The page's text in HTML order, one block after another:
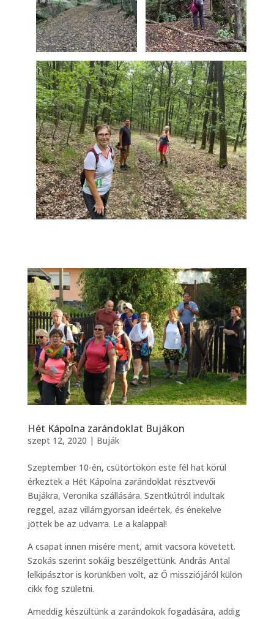
Hét Kápolna zarándoklat Bujákon
szept 12, 2020 | Buják
Szeptember 10-én, csütörtökön este fél hat körül
érkeztek a Hét Kápolna zarándoklat résztvevői
Bujákra, Veronika szállására. Szentkútról indultak
reggel, azaz villámgyorsan ideértek, és énekelve
jöttek be az udvarra. Le a kalappal!
A csapat innen misére ment, amit vacsora követett.
Szokás szerint sokáig beszélgettünk. András Antal
lelkipásztor is körünkben volt, az Ő missziójáról külön
cikk fog születni.
Ameddig készültünk a zarándokok fogadására, addig